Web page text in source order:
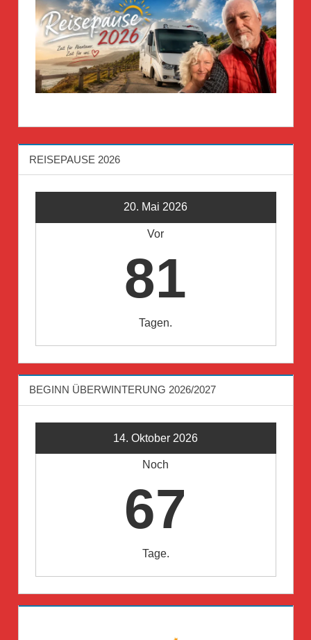
REISEPAUSE 2026
20. Mai 2026
Vor
81
Tagen.
BEGINN ÜBERWINTERUNG 2026/2027
14. Oktober 2026
Noch
67
Tage.